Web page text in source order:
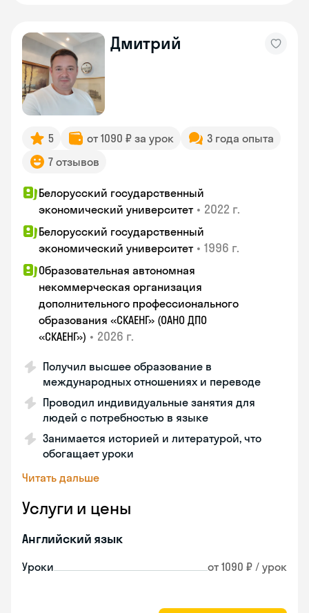
Дмитрий
5 от 1090 ₽ за урок
3 года опыта
7 отзывов
Белорусский государственный
экономический университет • 2022 г.
Белорусский государственный
экономический университет • 1996 г.
Образовательная автономная
некоммерческая организация
дополнительного профессионального
образования «СКАЕНГ» (ОАНО ДПО
«СКАЕНГ») • 2026 г.
Получил высшее образование в
международных отношениях и переводе
Проводил индивидуальные занятия для
людей с потребностью в языке
Занимается историей и литературой, что
обогащает уроки
Читать дальше
Услуги и цены
Английский язык
Уроки от 1090 ₽ / урок